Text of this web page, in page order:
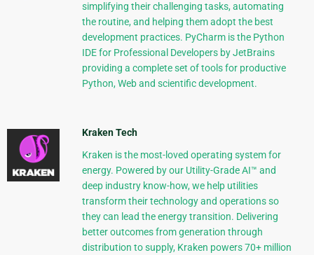
simplifying their challenging tasks, automating
the routine, and helping them adopt the best
development practices. PyCharm is the Python
IDE for Professional Developers by JetBrains
providing a complete set of tools for productive
Python, Web and scientific development.
Kraken Tech
Kraken is the most-loved operating system for
energy. Powered by our Utility-Grade AI™ and
deep industry know-how, we help utilities
transform their technology and operations so
they can lead the energy transition. Delivering
better outcomes from generation through
distribution to supply, Kraken powers 70+ million